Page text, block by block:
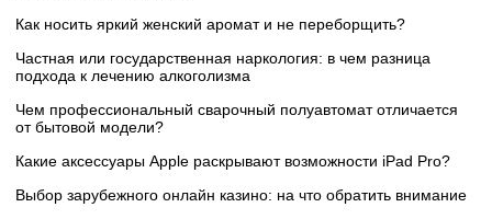
Как носить яркий женский аромат и не переборщить?
Частная или государственная наркология: в чем разница
подхода к лечению алкоголизма
Чем профессиональный сварочный полуавтомат отличается
от бытовой модели?
Какие аксессуары Apple раскрывают возможности iPad Pro?
Выбор зарубежного онлайн казино: на что обратить внимание